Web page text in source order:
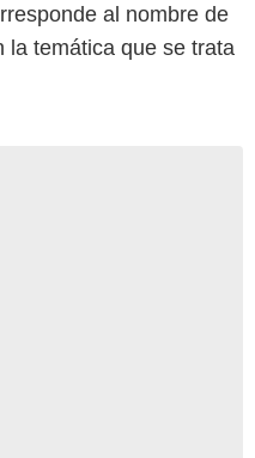
al nombre de
la temática que se trata